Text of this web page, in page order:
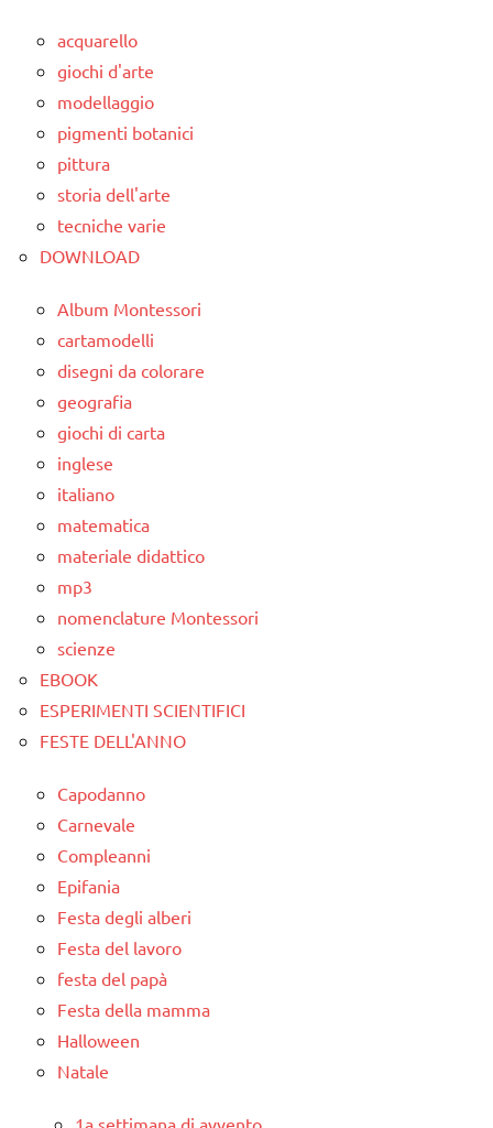
acquarello
giochi d'arte
modellaggio
pigmenti botanici
pittura
storia dell'arte
tecniche varie
DOWNLOAD
Album Montessori
cartamodelli
disegni da colorare
geografia
giochi di carta
inglese
italiano
matematica
materiale didattico
mp3
nomenclature Montessori
scienze
EBOOK
ESPERIMENTI SCIENTIFICI
FESTE DELL'ANNO
Capodanno
Carnevale
Compleanni
Epifania
Festa degli alberi
Festa del lavoro
festa del papà
Festa della mamma
Halloween
Natale